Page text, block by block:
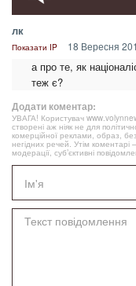
лк
Показати IP 18 Вересня
а про те, як
теж є?
Додати коментар:
УВАГА! Користувач
створені аж ніяк не для
комерційної реклами, образ,
негідних речей. Утім
модерації, суб’єктивні